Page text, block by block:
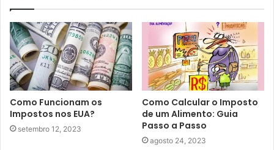
Como Funcionam os
Impostos nos EUA?
setembro 12, 2023
Como Calcular o Imposto
de um Alimento: Guia
Passo a Passo
agosto 24, 2023